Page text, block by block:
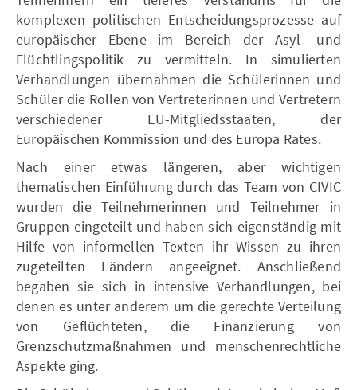
komplexen politischen Entscheidungsprozesse auf
europäischer Ebene im Bereich der Asyl- und
Flüchtlingspolitik zu vermitteln. In simulierten
Verhandlungen übernahmen die Schülerinnen und
Schüler die Rollen von Vertreterinnen und Vertretern
verschiedener EU-Mitgliedsstaaten, der
Europäischen Kommission und des Europa Rates.
Nach einer etwas längeren, aber wichtigen
thematischen Einführung durch das Team von CIVIC
wurden die Teilnehmerinnen und Teilnehmer in
Gruppen eingeteilt und haben sich eigenständig mit
Hilfe von informellen Texten ihr Wissen zu ihren
zugeteilten Ländern angeeignet. Anschließend
begaben sie sich in intensive Verhandlungen, bei
denen es unter anderem um die gerechte Verteilung
von Geflüchteten, die Finanzierung von
Grenzschutzmaßnahmen und menschenrechtliche
Aspekte ging.